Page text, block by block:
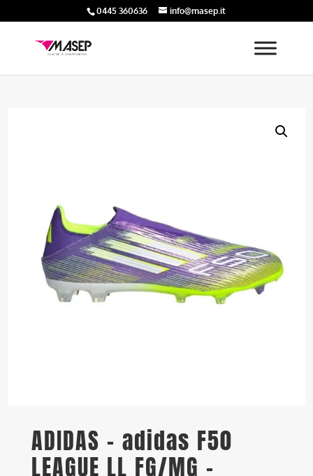
0445 360636 info@masep.it
ADIDAS – adidas F50
LEAGUE LL FG/MG –